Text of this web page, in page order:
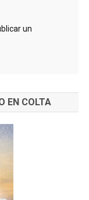
un
EN COLTA